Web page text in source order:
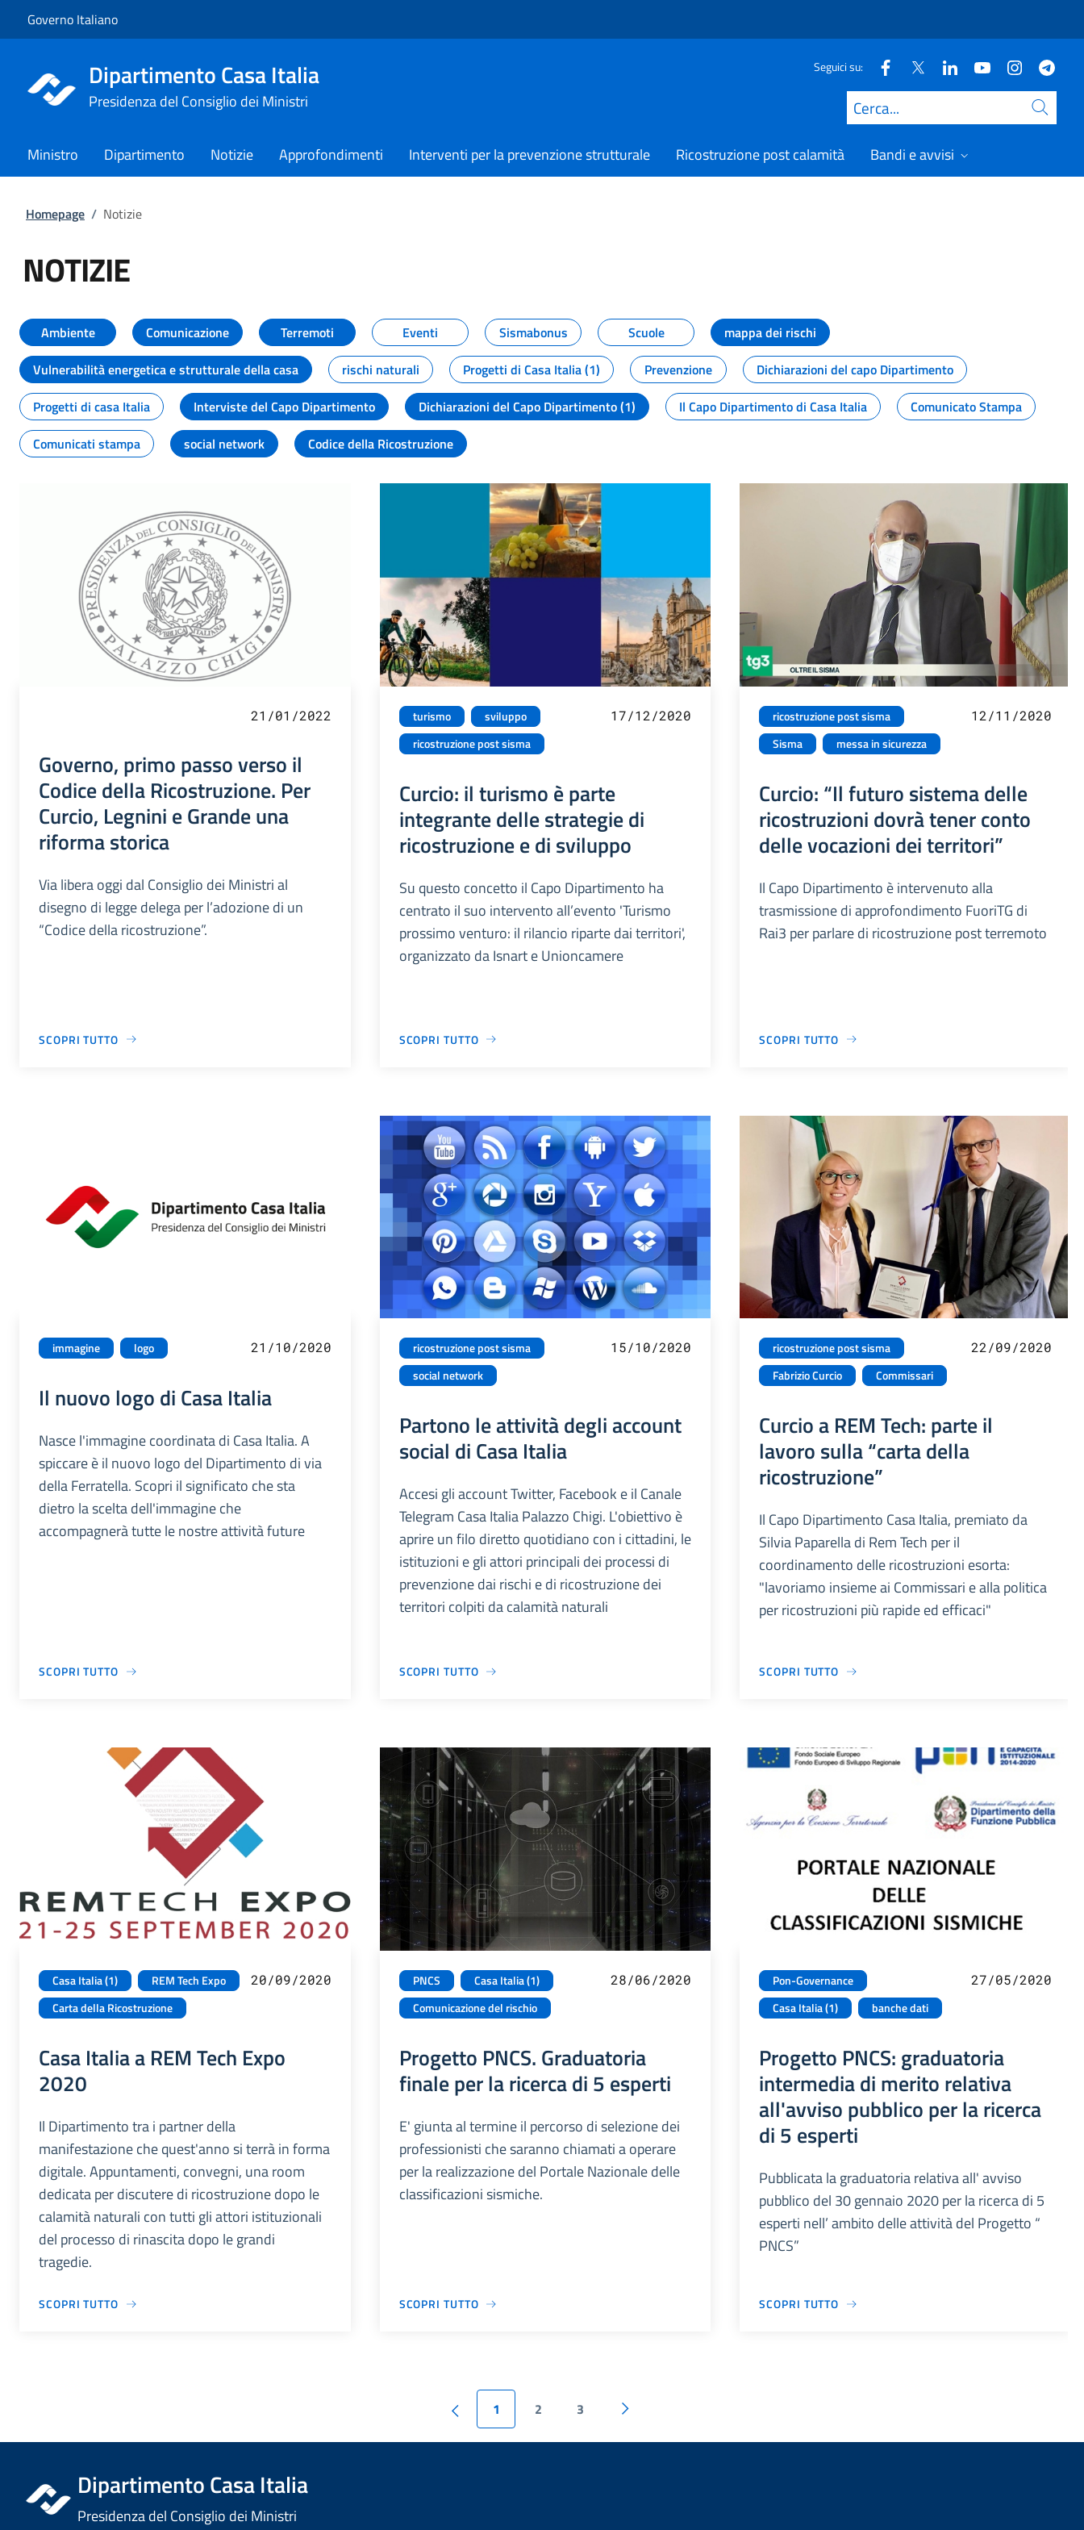
Governo Italiano
Dipartimento Casa Italia
Presidenza del Consiglio dei Ministri
Seguici su:
Cerca
Ministro Dipartimento Notizie Approfondimenti Interventi per la prevenzione strutturale Ricostruzione post calamità Bandi e avvisi
Homepage / Notizie
NOTIZIE
Tutti i contenuti della pagina NOTIZIE
Ambiente Comunicazione Terremoti Eventi Sismabonus Scuole
mappa dei rischi
Vulnerabilità energetica e strutturale della casa
rischi naturali Progetti di Casa Italia (1) Prevenzione
Dichiarazioni del capo Dipartimento
Progetti di casa Italia
Interviste del Capo Dipartimento Dichiarazioni del Capo Dipartimento (1) Il Capo Dipartimento di Casa Italia
Comunicato Stampa
Comunicati stampa
social network Codice della Ricostruzione
21/01/2022
Governo, primo passo verso il
Codice della Ricostruzione. Per
Curcio, Legnini e Grande una
riforma storica
Via libera oggi dal Consiglio dei Ministri al
disegno di legge delega per l’adozione di un
“Codice della ricostruzione”.
SCOPRI TUTTO
turismo
sviluppo
ricostruzione post sisma
17/12/2020
Curcio: il turismo è parte
integrante delle strategie di
ricostruzione e di sviluppo
Su questo concetto il Capo Dipartimento ha
centrato il suo intervento all’evento 'Turismo
prossimo venturo: il rilancio riparte dai territori',
organizzato da Isnart e Unioncamere
SCOPRI TUTTO
ricostruzione post sisma
Sisma
messa in sicurezza
12/11/2020
Curcio: “Il futuro sistema delle
ricostruzioni dovrà tener conto
delle vocazioni dei territori”
Il Capo Dipartimento è intervenuto alla
trasmissione di approfondimento FuoriTG di
Rai3 per parlare di ricostruzione post terremoto
SCOPRI TUTTO
immagine logo 21/10/2020
Il nuovo logo di Casa Italia
Nasce l'immagine coordinata di Casa Italia. A
spiccare è il nuovo logo del Dipartimento di via
della Ferratella. Scopri il significato che sta
dietro la scelta dell'immagine che
accompagnerà tutte le nostre attività future
SCOPRI TUTTO
ricostruzione post sisma
social network
15/10/2020
Partono le attività degli account
social di Casa Italia
Accesi gli account Twitter, Facebook e il Canale
Telegram Casa Italia Palazzo Chigi. L'obiettivo è
aprire un filo diretto quotidiano con i cittadini, le
istituzioni e gli attori principali dei processi di
prevenzione dai rischi e di ricostruzione dei
territori colpiti da calamità naturali
SCOPRI TUTTO
ricostruzione post sisma
Fabrizio Curcio
Commissari
22/09/2020
Curcio a REM Tech: parte il
lavoro sulla “carta della
ricostruzione”
Il Capo Dipartimento Casa Italia, premiato da
Silvia Paparella di Rem Tech per il
coordinamento delle ricostruzioni esorta:
"lavoriamo insieme ai Commissari e alla politica
per ricostruzioni più rapide ed efficaci"
SCOPRI TUTTO
Casa Italia (1)
REM Tech Expo
Carta della Ricostruzione
20/09/2020
Casa Italia a REM Tech Expo
2020
Il Dipartimento tra i partner della
manifestazione che quest'anno si terrà in forma
digitale. Appuntamenti, convegni, una room
dedicata per discutere di ricostruzione dopo le
calamità naturali con tutti gli attori istituzionali
del processo di rinascita dopo le grandi
tragedie.
SCOPRI TUTTO
PNCS
Casa Italia (1)
Comunicazione del rischio
28/06/2020
Progetto PNCS. Graduatoria
finale per la ricerca di 5 esperti
E' giunta al termine il percorso di selezione dei
professionisti che saranno chiamati a operare
per la realizzazione del Portale Nazionale delle
classificazioni sismiche.
SCOPRI TUTTO
Pon-Governance
Casa Italia (1)
banche dati
27/05/2020
Progetto PNCS: graduatoria
intermedia di merito relativa
all'avviso pubblico per la ricerca
di 5 esperti
Pubblicata la graduatoria relativa all' avviso
pubblico del 30 gennaio 2020 per la ricerca di 5
esperti nell’ ambito delle attività del Progetto “
PNCS”
SCOPRI TUTTO
1 2 3
Dipartimento Casa Italia
Presidenza del Consiglio dei Ministri